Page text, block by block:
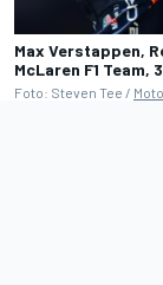
Max Verstappen,
McLaren F1
Foto: Steven Tee /